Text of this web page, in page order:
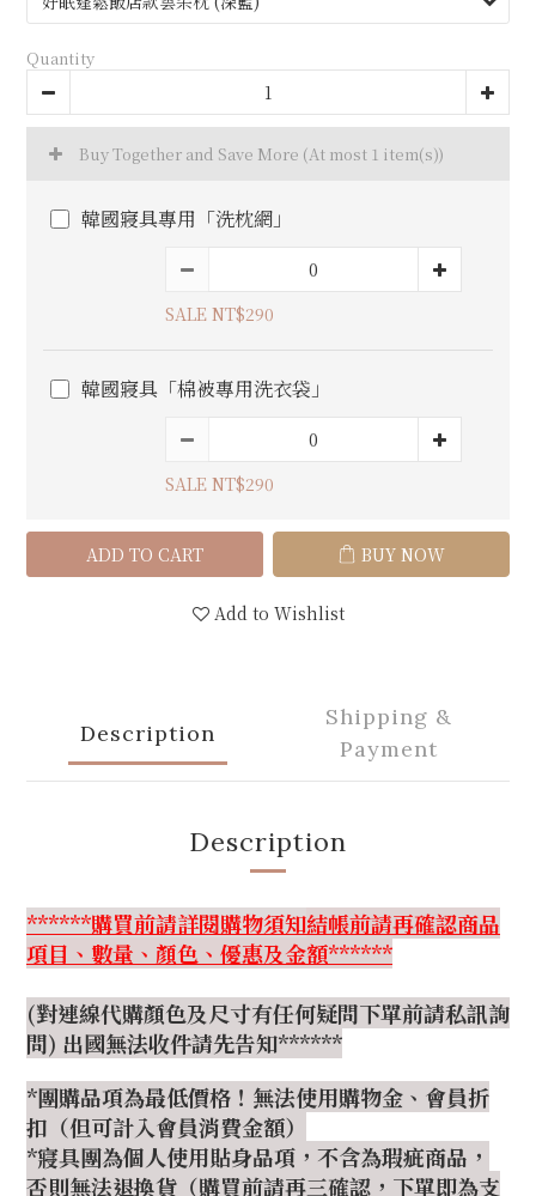
Quantity
Buy Together and Save More (At most 1 item(s))
韓國寢具專用「洗枕網」
SALE NT$290
韓國寢具「棉被專用洗衣袋」
SALE NT$290
ADD TO CART BUY NOW
Add to Wishlist
Description
Shipping &
Payment
Description
******購買前請詳閱購物須知結帳前請再確認商品
項目、數量、顏色、優惠及金額******
(對連線代購顏色及尺寸有任何疑問下單前請私訊詢
問) 出國無法收件請先告知******
*團購品項為最低價格！無法使用購物金、會員折
扣（但可計入會員消費金額）
*寢具團為個人使用貼身品項，不含為瑕疵商品，
否則無法退換貨（購買前請再三確認，下單即為支